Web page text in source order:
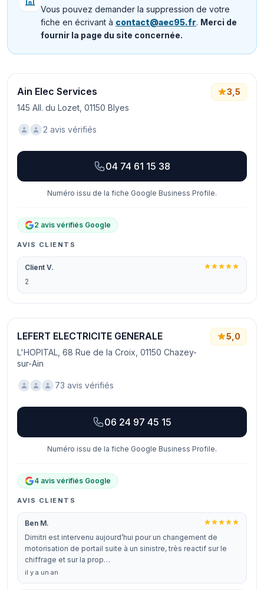
Vous pouvez demander la suppression de votre
fiche en écrivant à contact@aec95.fr. Merci de
fournir la page du site concernée.
Ain Elec Services
145 All. du Lozet, 01150 Blyes
3,5
2 avis vérifiés
04 74 61 15 38
Numéro issu de la fiche Google Business Profile.
2 avis vérifiés Google
AVIS CLIENTS
Client V.
2
LEFERT ELECTRICITE GENERALE
L'HOPITAL, 68 Rue de la Croix, 01150 Chazey-
sur-Ain
5,0
73 avis vérifiés
06 24 97 45 15
Numéro issu de la fiche Google Business Profile.
4 avis vérifiés Google
AVIS CLIENTS
Ben M.
Dimitri est intervenu aujourd’hui pour un changement de
motorisation de portail suite à un sinistre, très reactif sur le
chiffrage et sur la prop…
il y a un an